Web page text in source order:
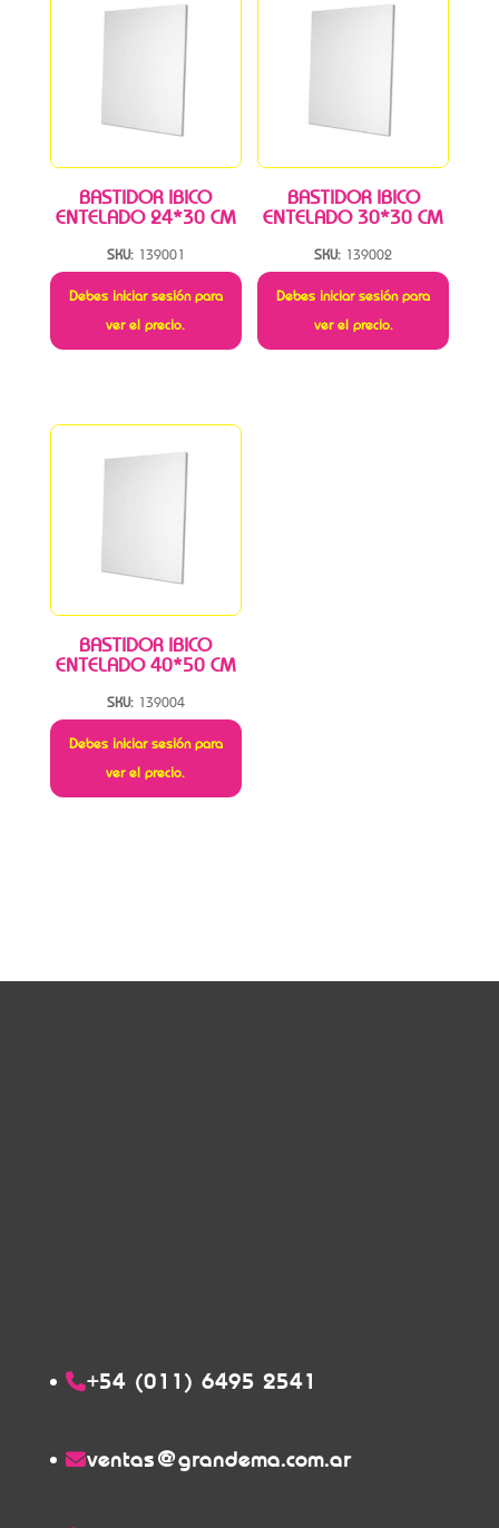
BASTIDOR IBICO
ENTELADO 24*30 CM
SKU: 139001
Debes iniciar sesión para
ver el precio.
BASTIDOR IBICO
ENTELADO 30*30 CM
SKU: 139002
Debes iniciar sesión para
ver el precio.
BASTIDOR IBICO
ENTELADO 40*50 CM
SKU: 139004
Debes iniciar sesión para
ver el precio.
+54 (011) 6495 2541
ventas@grandema.com.ar